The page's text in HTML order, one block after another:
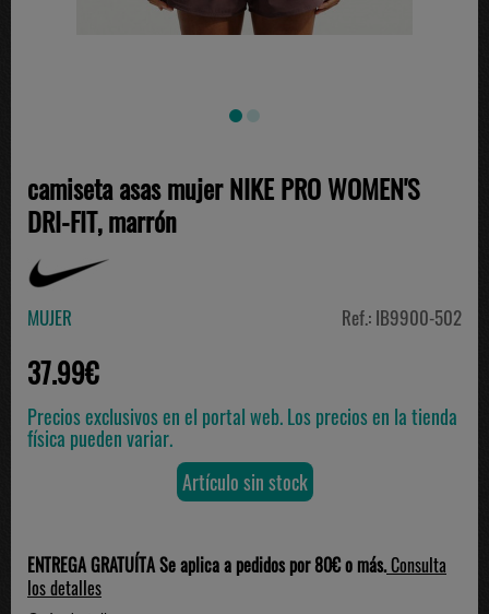
camiseta asas mujer NIKE PRO WOMEN'S
DRI-FIT, marrón
MUJER Ref.: IB9900-502
37.99€
Precios exclusivos en el portal web. Los precios en la tienda
física pueden variar.
Artículo sin stock
ENTREGA GRATUÍTA Se aplica a pedidos por 80€ o más.Consulta
los detalles